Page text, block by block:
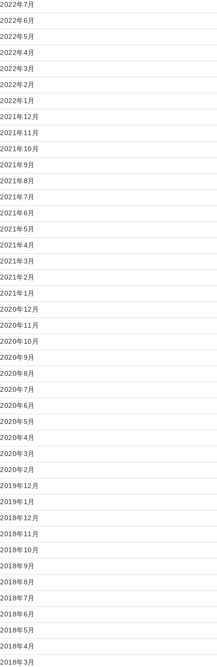
2022年7月
2022年6月
2022年5月
2022年4月
2022年3月
2022年2月
2022年1月
2021年12月
2021年11月
2021年10月
2021年9月
2021年8月
2021年7月
2021年6月
2021年5月
2021年4月
2021年3月
2021年2月
2021年1月
2020年12月
2020年11月
2020年10月
2020年9月
2020年8月
2020年7月
2020年6月
2020年5月
2020年4月
2020年3月
2020年2月
2019年12月
2019年1月
2018年12月
2018年11月
2018年10月
2018年9月
2018年8月
2018年7月
2018年6月
2018年5月
2018年4月
2018年3月